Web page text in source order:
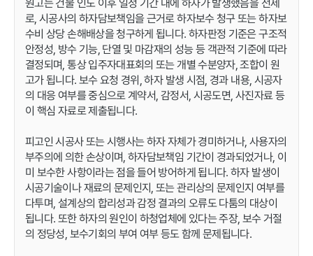
로, 시공사의 하자담보책임을 근거로 하자보수 청구 또는 하자보
수비 상당 손해배상을 청구하게 됩니다. 하자판정 기준은 구조적
안정성, 방수 기능, 단열 및 마감재의 성능 등 객관적 기준에 따라
결정되며, 통상 입주자대표회의 또는 개별 수분양자, 조합이 원
고가 됩니다. 보수 요청 경위, 하자 발생 시점, 경과 내용, 시공자
의 대응 여부를 중심으로 계약서, 감정서, 시공도면, 사진자료 등
이 핵심 자료로 제출됩니다.
피고인 시공사 또는 시행사는 하자 자체가 경미하거나, 사용자의
부주의에 의한 손상이며, 하자담보책임 기간이 경과되었거나, 이
미 보수한 사항이라는 점을 들어 방어하게 됩니다. 하자 발생이
시공기술이나 재료의 문제인지, 또는 관리상의 문제인지 여부를
다투며, 설계상의 합리성과 감정 결과의 오류도 다툼의 대상이
됩니다. 또한 하자의 원인이 하청업체에 있다는 주장, 보수 거절
의 정당성, 보수기회의 부여 여부 등도 함께 문제됩니다.